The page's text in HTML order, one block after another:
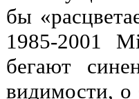
бы
1985-2001
бегают
видимости,